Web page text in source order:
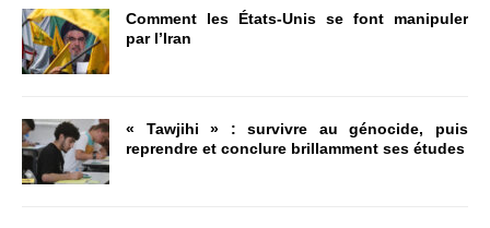
Comment les États-Unis se font manipuler
par l’Iran
« Tawjihi » : survivre au génocide, puis
reprendre et conclure brillamment ses études